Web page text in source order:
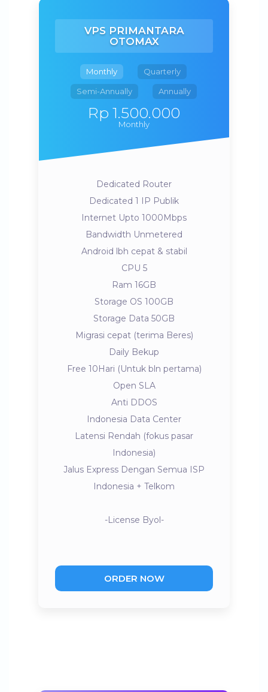
VPS PRIMANTARA
OTOMAX
Monthly Quarterly
Semi-Annually Annually
Rp 1.500.000
Monthly
Dedicated Router
Dedicated 1 IP Publik
Internet Upto 1000Mbps
Bandwidth Unmetered
Android lbh cepat & stabil
CPU 5
Ram 16GB
Storage OS 100GB
Storage Data 50GB
Migrasi cepat (terima Beres)
Daily Bekup
Free 10Hari (Untuk bln pertama)
Open SLA
Anti DDOS
Indonesia Data Center
Latensi Rendah (fokus pasar
Indonesia)
Jalus Express Dengan Semua ISP
Indonesia + Telkom
-License Byol-
ORDER NOW